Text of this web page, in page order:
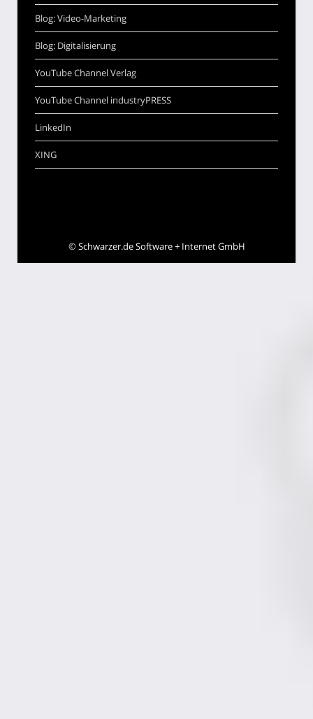
Blog: Video-Marketing
Blog: Digitalisierung
YouTube Channel Verlag
YouTube Channel industryPRESS
LinkedIn
XING
©Schwarzer.de Software + Internet GmbH